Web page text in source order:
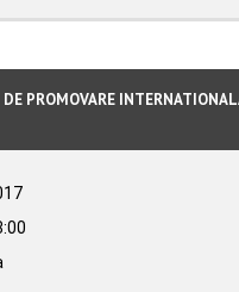
PROMOVARE